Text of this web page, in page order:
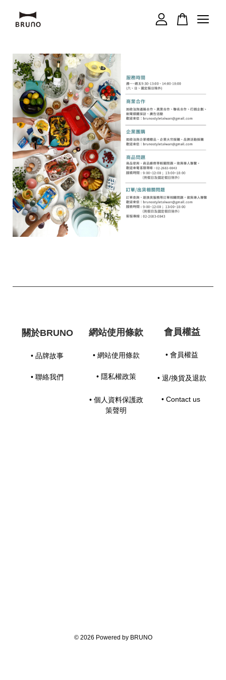
關於BRUNO
• 品牌故事
• 聯絡我們
網站使用條款
• 網站使用條款
• 隱私權政策
• 個人資料保護政
策聲明
會員權益
• 會員權益
• 退/換貨及退款
• Contact us
© 2026 Powered by BRUNO
您的購物車目前還是空的。
繼續購物